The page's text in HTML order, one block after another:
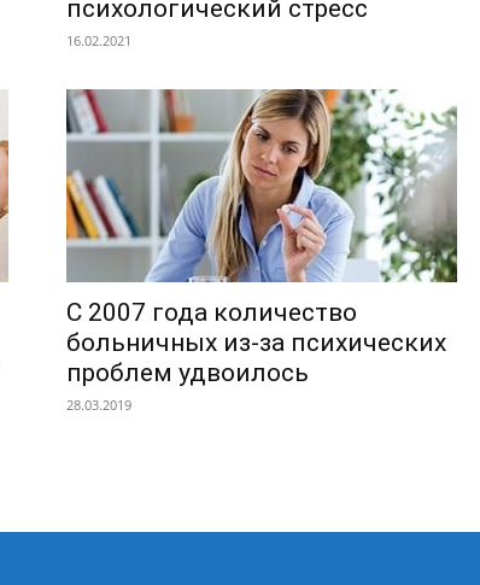
психологический стресс
16.02.2021
С 2007 года количество
больничных из-за психических
проблем удвоилось
28.03.2019